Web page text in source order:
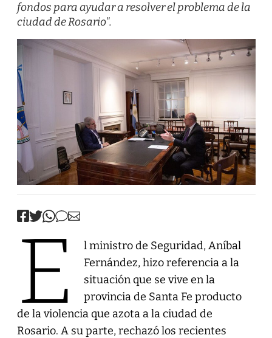
fondos para ayudar a resolver el problema de la
ciudad de Rosario".
E
l ministro de Seguridad, Aníbal
Fernández, hizo referencia a la
situación que se vive en la
provincia de Santa Fe producto
de la violencia que azota a la ciudad de
Rosario. A su parte, rechazó los recientes